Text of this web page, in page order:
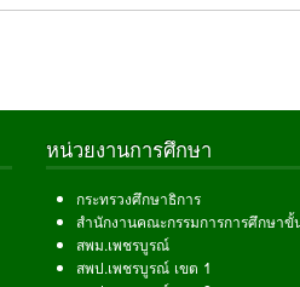
หน่วยงานการศึกษา
กระทรวงศึกษาธิการ
สำนักงานคณะกรรมการการศึกษา
สพม.เพชรบูรณ์
สพป.เพชรบูรณ์ เขต 1